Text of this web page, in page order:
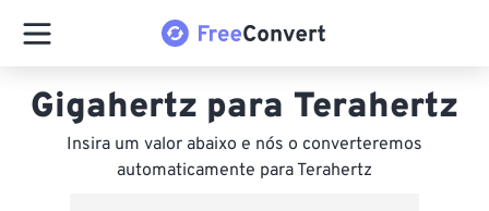
Gigahertz para Terahertz
Insira um valor abaixo e nós o converteremos
automaticamente para Terahertz